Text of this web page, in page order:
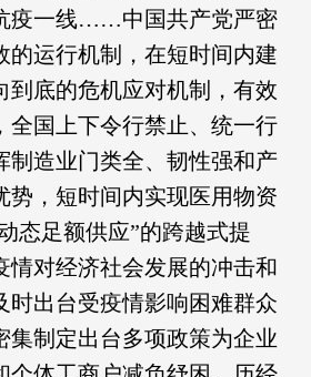
疫一线……中国共产党严密
的运行机制，在短时间内建
到底的危机应对机制，有效
全国上下令行禁止、统一行
制造业门类全、韧性强和产
势，短时间内实现医用物资
态足额供应”的跨越式提
情对经济社会发展的冲击和
时出台受疫情影响困难群众
集制定出台多项政策为企业